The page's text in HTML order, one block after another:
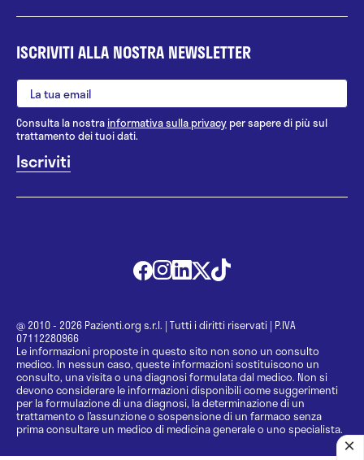
ISCRIVITI ALLA NOSTRA NEWSLETTER
Consulta la nostrainformativa sulla privacy per sapere di più sul
trattamento dei tuoi dati.
@ 2010 - 2026 Pazienti.org s.r.l. | Tutti i diritti riservati | P.IVA
07112280966
Le informazioni proposte in questo sito non sono un consulto
medico. In nessun caso, queste informazioni sostituiscono un
consulto, una visita o una diagnosi formulata dal medico. Non si
devono considerare le informazioni disponibili come suggerimenti
per la formulazione di una diagnosi, la determinazione di un
trattamento o l’assunzione o sospensione di un farmaco senza
prima consultare un medico di medicina generale o uno specialista.